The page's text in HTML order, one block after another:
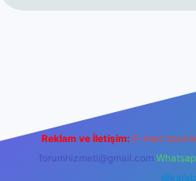
Reklam ve İletişim: E-mail:
forumhizmeti@gmail.com